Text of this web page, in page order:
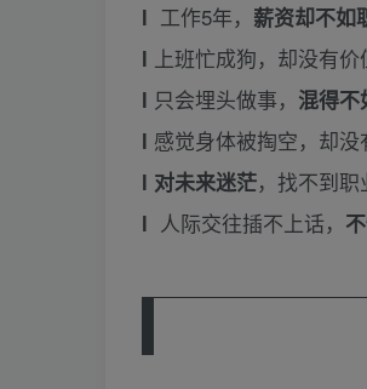
l 工作5年， 薪资却不如
l 上班忙成狗，却没有价
l 只会埋头做事， 混得不
l 感觉身体被掏空，却没
l 对未来迷茫，找不到职
l 人际交往插不上话，